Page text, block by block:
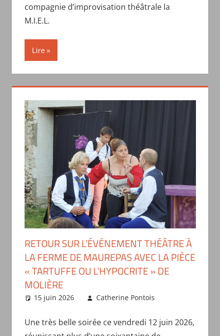
compagnie d’improvisation théâtrale la
M.I.E.L.
Lire
RETOUR SUR L’ÉVÉNEMENT THÉÂTRE À
LA FERME DE MAUREPAS AVEC LA PIÈCE
« TARTUFFE OU L’HYPOCRITE » DE
MOLIÈRE
15 juin 2026 Catherine Pontois
Spectacles
Une très belle soirée ce vendredi 12 juin 2026,